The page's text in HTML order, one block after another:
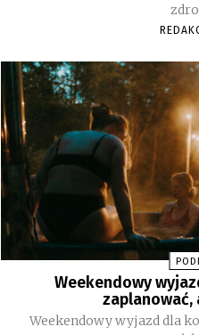
Weekendowy
zaplanować,
Weekendowy wyjazd dla